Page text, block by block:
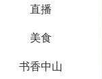
直播
美食
书香中山